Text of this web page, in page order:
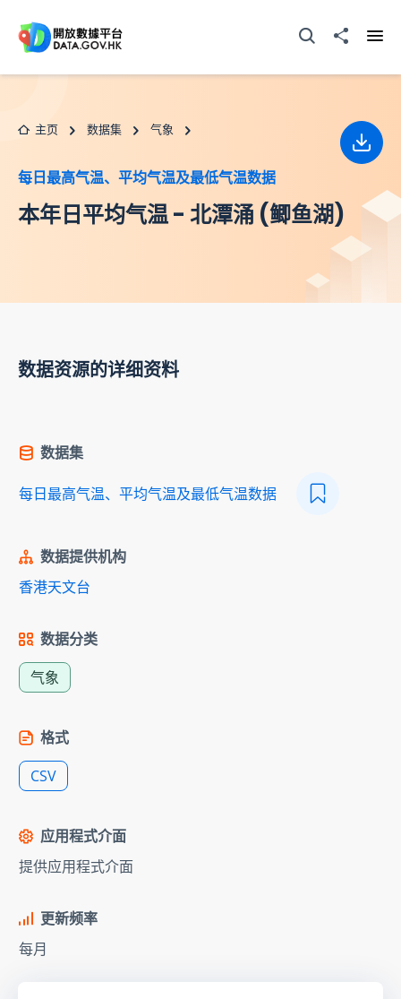
打开搜寻器分享至
主页 数据集 气象
每日最高气温、平均气温及最低气温数据
本年日平均气温 - 北潭涌 (鲫鱼湖)
下载
数据资源的详细资料
数据集
每日最高气温、平均气温及最低气温数据
数据提供机构
香港天文台
数据分类
气象
格式
CSV
应用程式介面
提供应用程式介面
更新频率
每月